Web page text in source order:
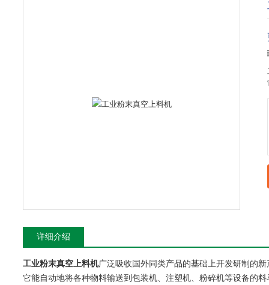
详细介绍
工业粉末真空上料机广泛吸收国外同类产品的基础上开发研制的
它能自动地将各种物料输送到包装机、注塑机、粉碎机等设备的